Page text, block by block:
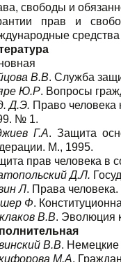
свободы и
прав и
В.В. Служба
Ю.Р. Вопросы
Д.Э. Право человека
№ 1.
Г.А. Защита
М., 1995.
прав человека в
Д.Л.
Л. Права
Ф.
В.В. Эволюция
В.В. Немецкие
М.А.